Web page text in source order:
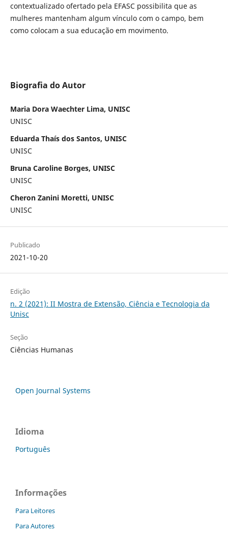
contextualizado ofertado pela EFASC possibilita que as
mulheres mantenham algum vínculo com o campo, bem
como colocam a sua educação em movimento.
Biografia do Autor
Maria Dora Waechter Lima, UNISC
UNISC
Eduarda Thaís dos Santos, UNISC
UNISC
Bruna Caroline Borges, UNISC
UNISC
Cheron Zanini Moretti, UNISC
UNISC
Publicado
2021-10-20
Edição
n. 2 (2021): II Mostra de Extensão, Ciência e Tecnologia da
Unisc
Seção
Ciências Humanas
Open Journal Systems
Idioma
Português
Informações
Para Leitores
Para Autores